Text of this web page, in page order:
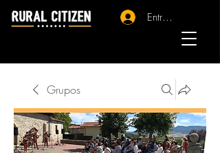
Entrar - Registro
Grupos